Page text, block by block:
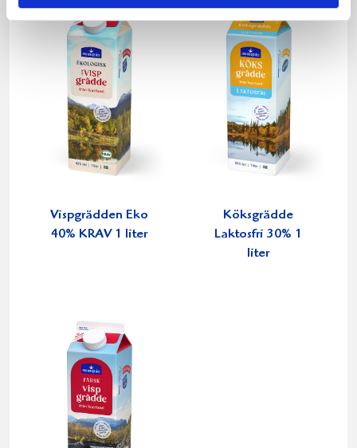
Vispgrädden Eko
40% KRAV 1 liter
Köksgrädde
Laktosfri 30% 1
liter